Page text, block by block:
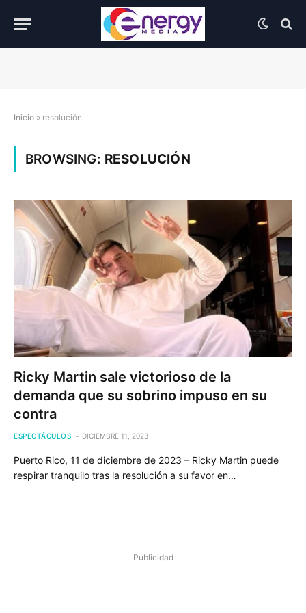
Inicio » resolución
BROWSING: RESOLUCIÓN
Ricky Martin sale victorioso de la
demanda que su sobrino impuso en su
contra
ESPECTÁCULOS DICIEMBRE 11, 2023
Puerto Rico, 11 de diciembre de 2023 – Ricky Martin puede
respirar tranquilo tras la resolución a su favor en…
Publicidad